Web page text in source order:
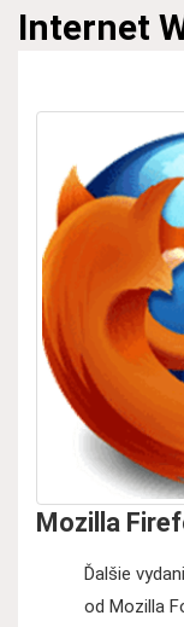
Internet
Mozilla
Ďalšie
od Mozilla